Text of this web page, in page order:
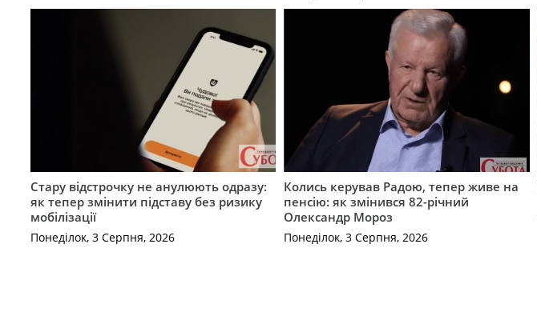
Стару відстрочку не анулюють одразу:
як тепер змінити підставу без ризику
мобілізації
Понеділок, 3 Серпня, 2026
Колись керував Радою, тепер живе на
пенсію: як змінився 82-річний
Олександр Мороз
Понеділок, 3 Серпня, 2026